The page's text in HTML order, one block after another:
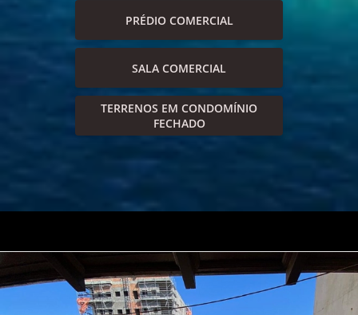
PRÉDIO COMERCIAL
SALA COMERCIAL
TERRENOS EM CONDOMÍNIO
FECHADO